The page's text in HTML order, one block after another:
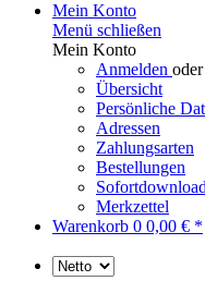
Mein Konto
Menü schließen
Mein Konto
Anmelden oder
Übersicht
Persönliche
Adressen
Zahlungsarten
Bestellungen
Merkzettel
Warenkorb 0 0,00 € *